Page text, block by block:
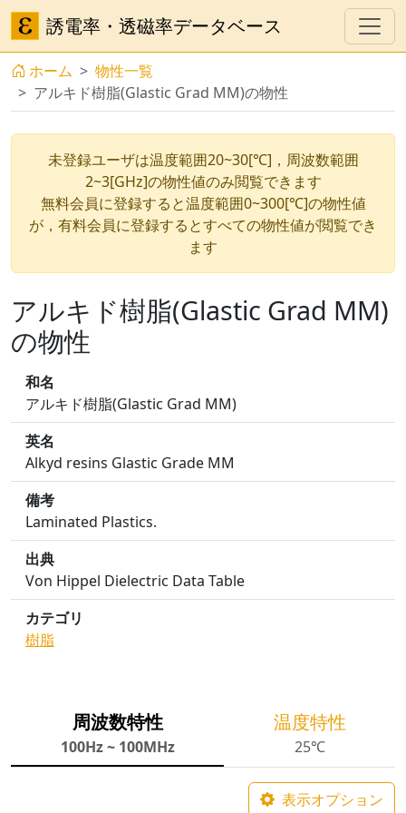
誘電率・透磁率データベース
ホーム
物性一覧
アルキド樹脂(Glastic Grad MM)の物性
未登録ユーザは温度範囲20~30[℃]，周波数範囲
2~3[GHz]の物性値のみ閲覧できます
無料会員に登録すると温度範囲0~300[℃]の物性値
が，有料会員に登録するとすべての物性値が閲覧でき
ます
アルキド樹脂(Glastic Grad MM)
の物性
和名
アルキド樹脂(Glastic Grad MM)
英名
Alkyd resins Glastic Grade MM
備考
Laminated Plastics.
出典
Von Hippel Dielectric Data Table
カテゴリ
樹脂
周波数特性
100Hz ~ 100MHz
温度特性
25℃
表示オプション